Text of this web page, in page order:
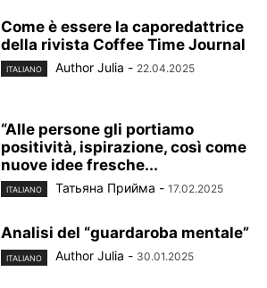
Come è essere la caporedattrice
della rivista Coffee Time Journal
ITALIANO Author Julia - 22.04.2025
“Alle persone gli portiamo
positività, ispirazione, così come
nuove idee fresche...
ITALIANO Татьяна Прийма - 17.02.2025
Analisi del “guardaroba mentale”
ITALIANO Author Julia - 30.01.2025